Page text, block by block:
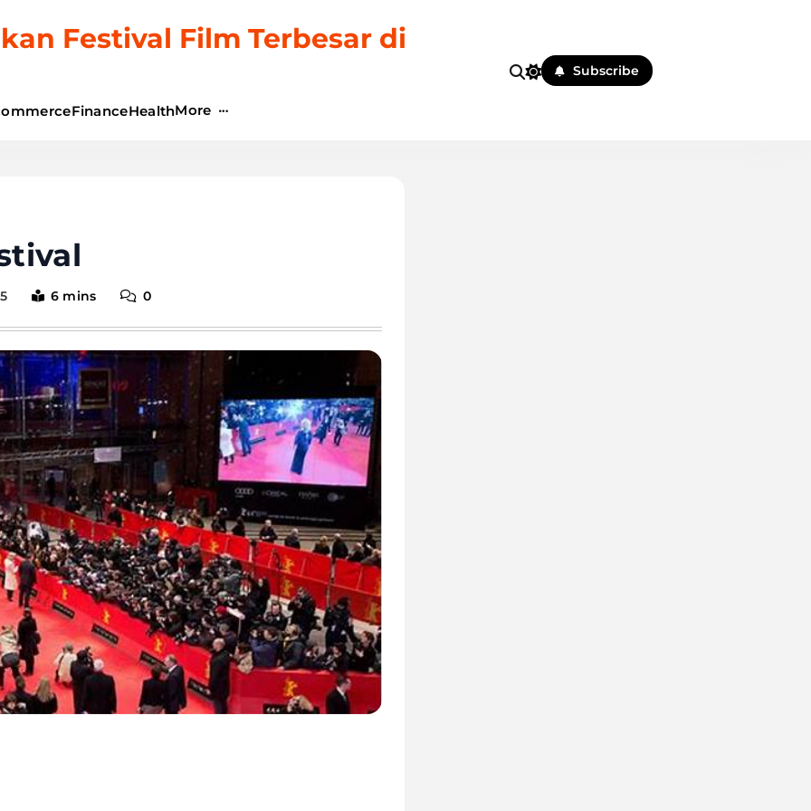
Festival Film Terbesar di
FinanceHealthMore
Subscribe
6 mins 0